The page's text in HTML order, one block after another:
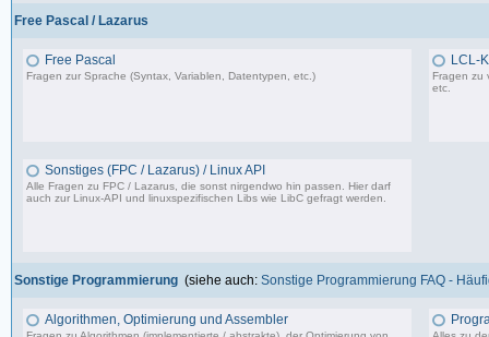
Free Pascal / Lazarus
Free Pascal
Fragen zur Sprache (Syntax, Variablen, Datentypen, etc.)
LCL-
Fragen zu
etc.
Sonstiges (FPC / Lazarus) / Linux API
Alle Fragen zu FPC / Lazarus, die sonst nirgendwo hin passen. Hier darf
auch zur Linux-API und linuxspezifischen Libs wie LibC gefragt werden.
Sonstige Programmierung (siehe auch: Sonstige Programmierung FAQ -
Algorithmen, Optimierung und Assembler